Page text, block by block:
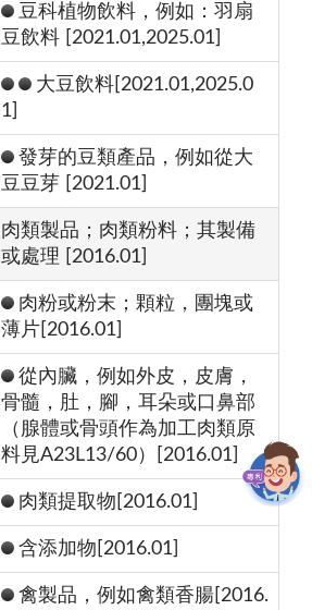
豆科植物飲料，例如：羽扇
豆飲料 [2021.01,2025.01]
大豆飲料[2021.01,2025.0
1]
發芽的豆類產品，例如從大
豆豆芽 [2021.01]
肉類製品；肉類粉料；其製備
或處理 [2016.01]
肉粉或粉末；顆粒，團塊或
薄片[2016.01]
從內臟，例如外皮，皮膚，
骨髓，肚，腳，耳朵或口鼻部
（腺體或骨頭作為加工肉類原
料見A23L13/60）[2016.01]
肉類提取物[2016.01]
含添加物[2016.01]
禽製品，例如禽類香腸[2016.